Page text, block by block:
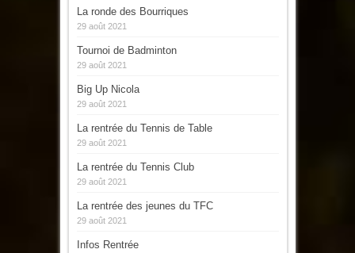
La ronde des Bourriques
29 août 2021
Tournoi de Badminton
29 août 2021
Big Up Nicola
29 août 2021
La rentrée du Tennis de Table
29 août 2021
La rentrée du Tennis Club
29 août 2021
La rentrée des jeunes du TFC
29 août 2021
Infos Rentrée